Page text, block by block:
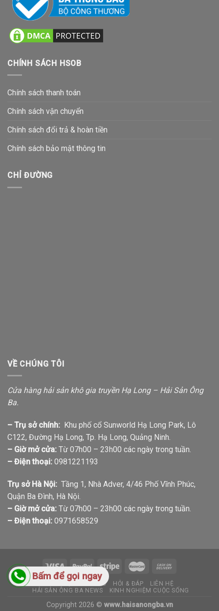
CHÍNH SÁCH HSOB
Chính sách thanh toán
Chính sách vận chuyển
Chính sách đổi trả & hoàn tiền
Chính sách bảo mật thông tin
CHỈ ĐƯỜNG
VỀ CHÚNG TÔI
Cửa hàng hải sản khô gia truyền Hạ Long – Hải Sản Ông
Ba.
– Trụ sở chính: Khu phố cổ Sunworld Hạ Long Park, Lô
C122, Đường Hạ Long, Tp. Hạ Long, Quảng Ninh.
– Giờ mở cửa: Từ 07h00 – 23h00 các ngày trong tuần.
– Điện thoại: 0981221193
Trụ sở Hà Nội: Tầng 1, Nhà Adver, 4/46 Phố Vĩnh Phúc,
Quận Ba Đình, Hà Nội.
– Giờ mở cửa: Từ 07h00 – 23h00 các ngày trong tuần.
– Điện thoại: 0971658529
GIỚI THIỆU TIN TỨC HỎI & ĐÁP
LIÊN HỆ
HẢI SẢN ÔNG BA NEWS
KINH NGHIỆM CUỘC SỐNG
Copyright 2026 © www.haisanongba.vn
Bấm để gọi ngay